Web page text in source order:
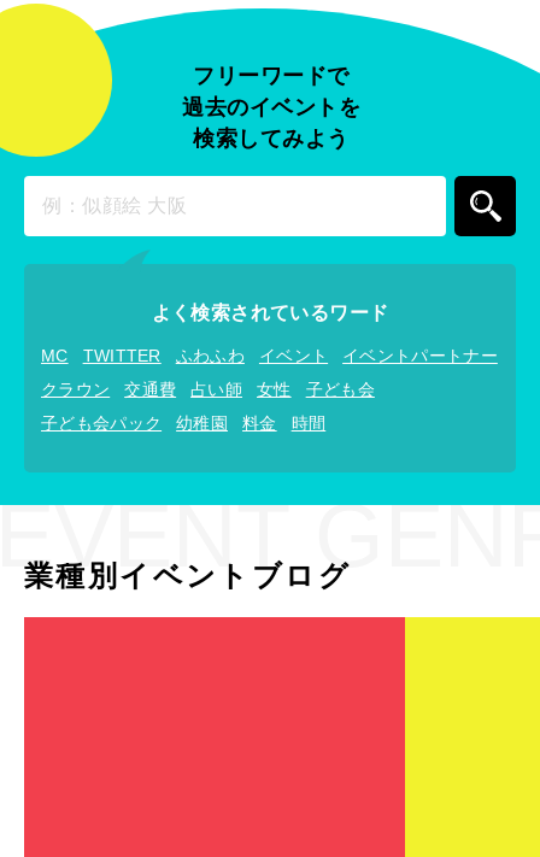
フリーワードで
過去のイベントを
検索してみよう
よく検索されているワード
MC TWITTER ふわふわ イベント
イベントパートナー
クラウン
交通費 占い師 女性
子ども会
子ども会パック
幼稚園 料金 時間
業種別イベントブログ